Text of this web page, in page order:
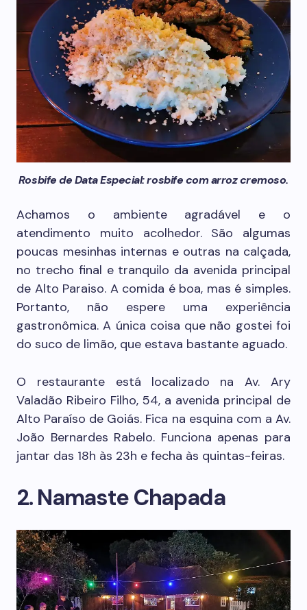
Rosbife de Data Especial: rosbife com arroz cremoso.
Achamos o ambiente agradável e o
atendimento muito acolhedor. São algumas
poucas mesinhas internas e outras na calçada,
no trecho final e tranquilo da avenida principal
de Alto Paraiso. A comida é boa, mas é simples.
Portanto, não espere uma experiência
gastronômica. A única coisa que não gostei foi
do suco de limão, que estava bastante aguado.
O restaurante está localizado na Av. Ary
Valadão Ribeiro Filho, 54, a avenida principal de
Alto Paraíso de Goiás. Fica na esquina com a Av.
João Bernardes Rabelo. Funciona apenas para
jantar das 18h às 23h e fecha às quintas-feiras.
2. Namaste Chapada